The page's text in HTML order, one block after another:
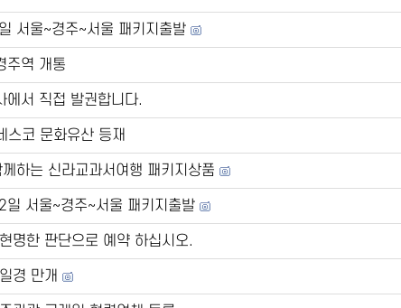
서울~경주~서울 패키지출발
주역 개통
에서 직접 발권합니다.
스코 문화유산 등재
하는 신라교과서여행 패키지상품
서울~경주~서울 패키지출발
명한 판단으로 예약 하십시오.
경 만개